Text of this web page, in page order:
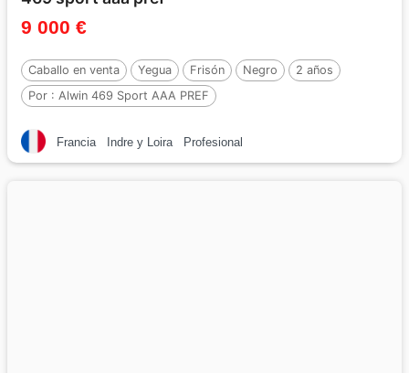
9 000 €
Caballo en venta Yegua Frisón Negro
2 años
Por : Alwin 469 Sport AAA PREF
Francia Indre y Loira Profesional